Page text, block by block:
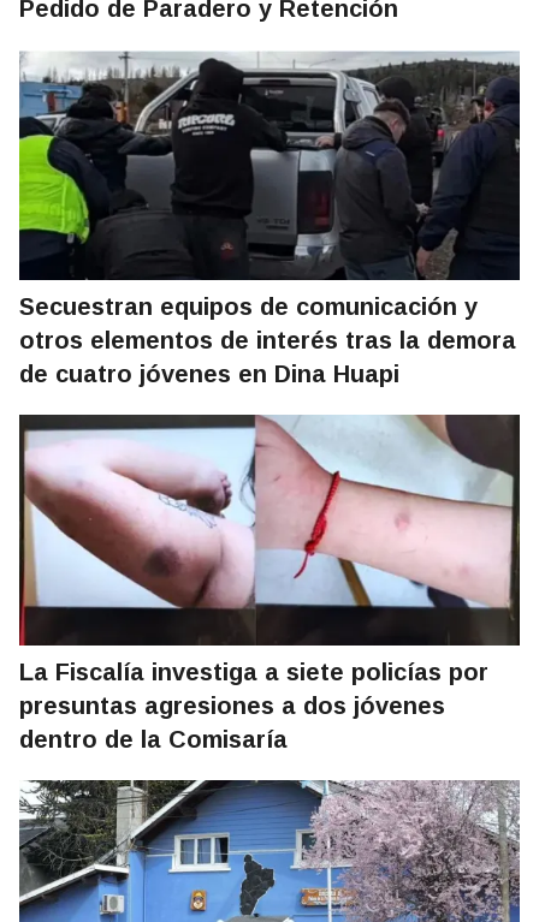
Pedido de Paradero y Retención
Secuestran equipos de comunicación y
otros elementos de interés tras la demora
de cuatro jóvenes en Dina Huapi
La Fiscalía investiga a siete policías por
presuntas agresiones a dos jóvenes
dentro de la Comisaría